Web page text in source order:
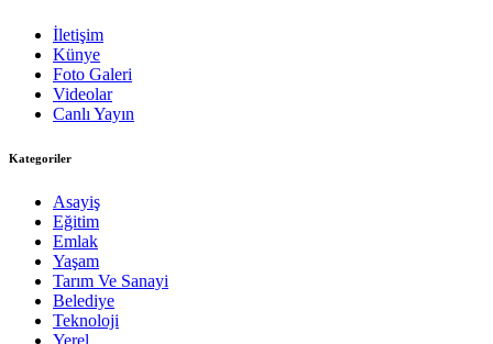
İletişim
Künye
Foto Galeri
Videolar
Canlı Yayın
Kategoriler
Asayiş
Eğitim
Emlak
Yaşam
Tarım Ve Sanayi
Belediye
Teknoloji